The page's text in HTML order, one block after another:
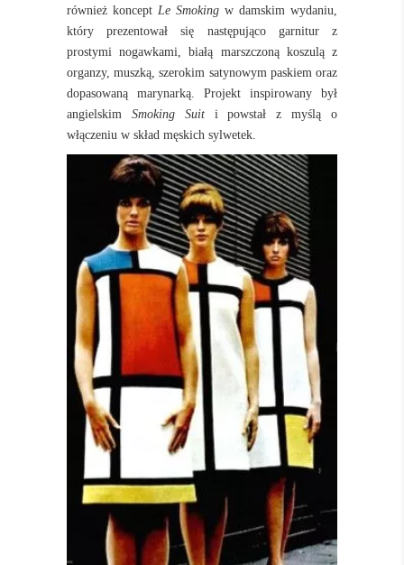
również koncept Le Smoking w damskim wydaniu,
który prezentował się następująco garnitur z
prostymi nogawkami, białą marszczoną koszulą z
organzy, muszką, szerokim satynowym paskiem oraz
dopasowaną marynarką. Projekt inspirowany był
angielskim Smoking Suiti powstał z myślą o
włączeniu w skład męskich sylwetek.